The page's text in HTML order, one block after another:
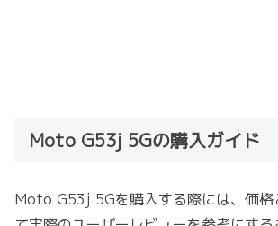
Moto G53j 5Gの購入ガイド
Moto G53j 5Gを購入する際には、価格